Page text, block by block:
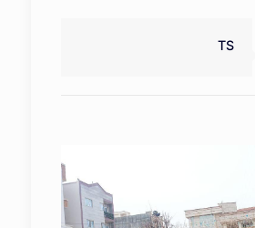
TS